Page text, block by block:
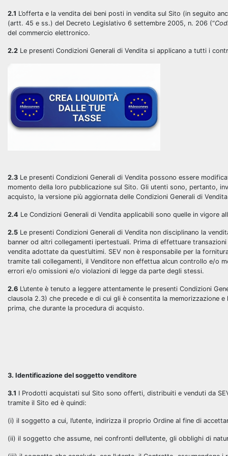
2.1 L’offerta e la vendita dei beni posti in vendita sul Sito (in seguito
(artt. 45 e ss.) del Decreto Legislativo 6 settembre 2005, n. 206 (“
del commercio elettronico.
2.2 Le presenti Condizioni Generali di Vendita si applicano a tutti i
2.3 Le presenti Condizioni Generali di Vendita possono essere
momento della loro pubblicazione sul Sito. Gli utenti sono, pertanto,
acquisto, la versione più aggiornata delle Condizioni Generali di
2.4 Le Condizioni Generali di Vendita applicabili sono quelle in vigore
2.5 Le presenti Condizioni Generali di Vendita non disciplinano la
banner od altri collegamenti ipertestuali. Prima di effettuare
vendita adottate da quest’ultimi. SEV non è responsabile per la
tramite tali collegamenti, il Venditore non effettua alcun controllo e/o
errori e/o omissioni e/o violazioni di legge da parte degli stessi.
2.6 L’utente è tenuto a leggere attentamente le presenti Condizioni
clausola 2.3) che precede e di cui gli è consentita la memorizzazione
prima, che durante la procedura di acquisto.
3. Identificazione del soggetto venditore
3.1 I Prodotti acquistati sul Sito sono offerti, distribuiti e venduti da
tramite il Sito ed è quindi:
(i) il soggetto a cui, l’utente, indirizza il proprio Ordine al fine di
(ii) il soggetto che assume, nei confronti dell’utente, gli obblighi di